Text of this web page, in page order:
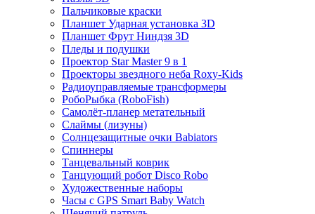
Пальчиковые краски
Планшет Ударная установка 3D
Планшет Фрут Ниндзя 3D
Пледы и подушки
Проектор Star Master 9 в 1
Проекторы звездного неба Roxy-Kids
Радиоуправляемые трансформеры
РобоРыбка (RoboFish)
Самолёт-планер метательный
Слаймы (лизуны)
Солнцезащитные очки Babiators
Спиннеры
Танцевальный коврик
Танцующий робот Disco Robo
Художественные наборы
Часы с GPS Smart Baby Watch